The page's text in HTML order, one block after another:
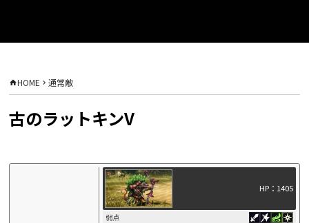
HOME 通常敵
古のラットキンV
HP：1405
弱点